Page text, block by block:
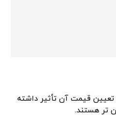
تعیین قیمت آن تأثیر داشته
تر هستند.